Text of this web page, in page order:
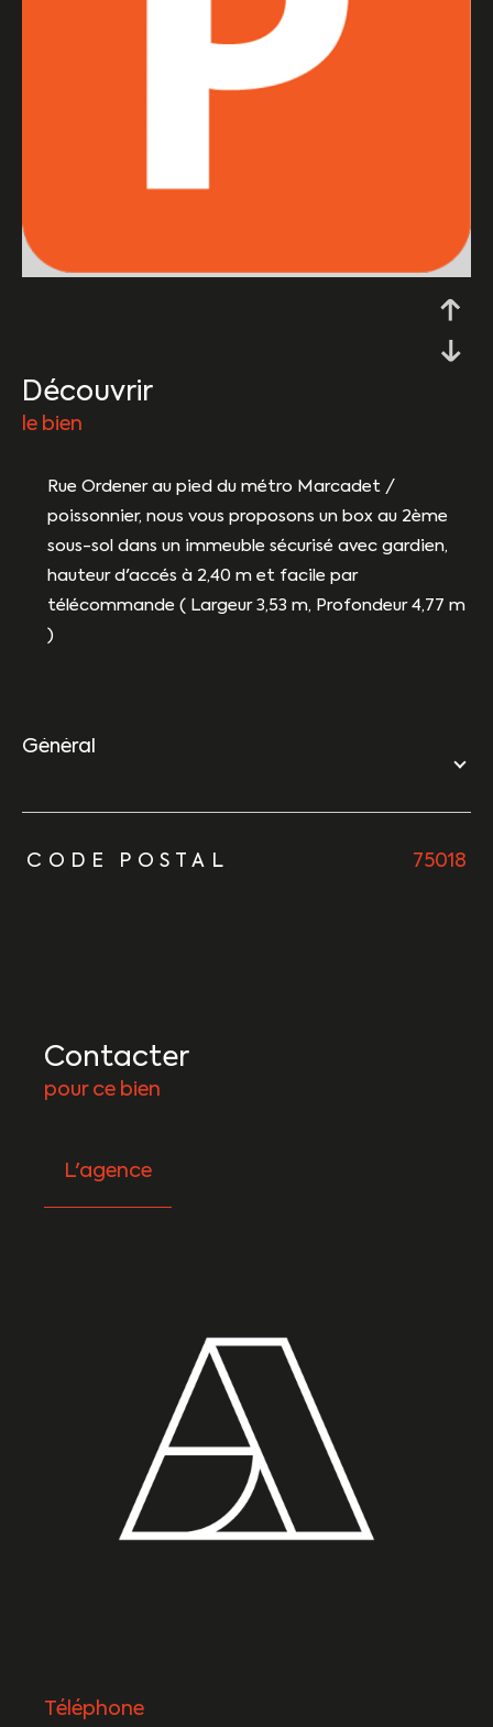
découvrir
le bien
Rue Ordener au pied du métro Marcadet /
poissonnier, nous vous proposons un box au 2ème
sous-sol dans un immeuble sécurisé avec gardien,
hauteur d'accés à 2,40 m et facile par
télécommande ( Largeur 3,53 m, Profondeur 4,77 m
)
général
TRAD_ZEPHYR_Caracteristique TRAD_ZEPHYR_Valeurs
CODE POSTAL 75018
Contacter
pour ce bien
L'agence
Téléphone